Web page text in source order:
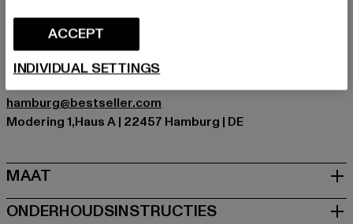
Materiële samenstelling: 100% Polyester
Art.Nr: 25026006-00804
hamburg@bestseller.com
Modering 1,Haus A | 22457 Hamburg | DE
MAAT
ONDERHOUDSINSTRUCTIES
ACCEPT
INDIVIDUAL SETTINGS